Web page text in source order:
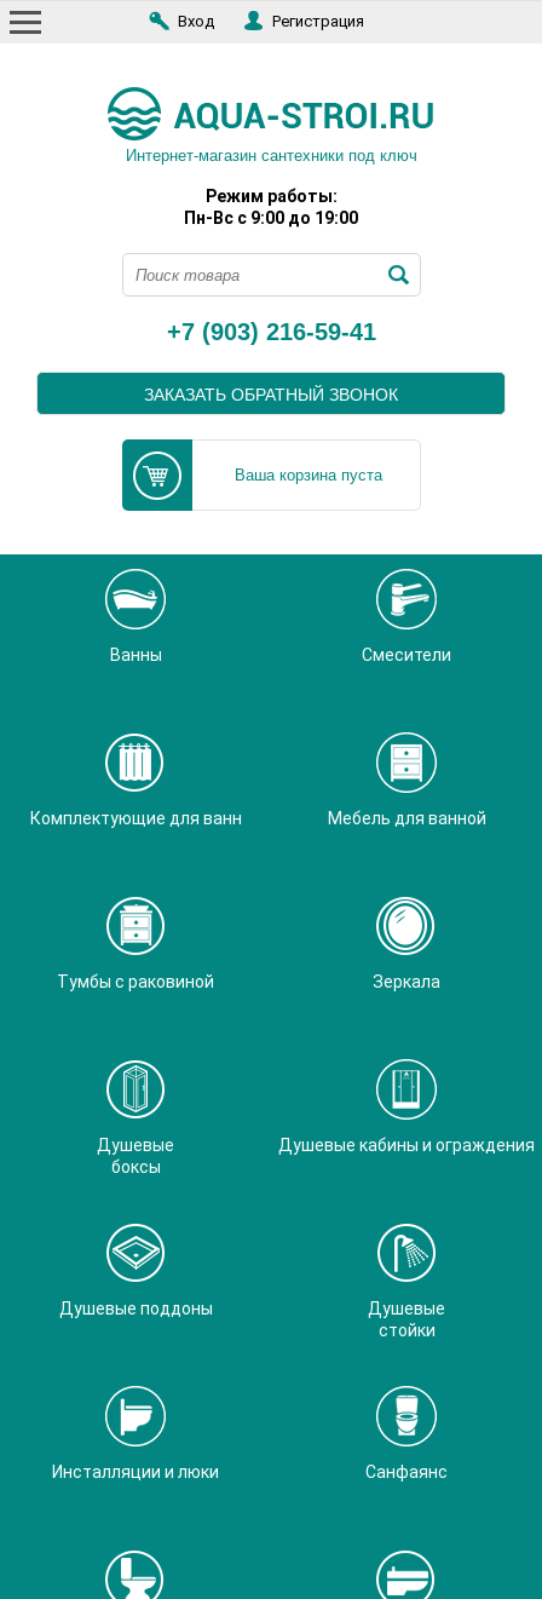
Вход Регистрация
Интернет-магазин сантехники под ключ
Режим работы:
Пн-Вс с 9:00 до 19:00
+7 (903) 216-59-41
ЗАКАЗАТЬ ОБРАТНЫЙ ЗВОНОК
Ваша корзина пуста
Ванны Смесители
Комплектующие для ванн Мебель для ванной
Тумбы с раковиной Зеркала
Душевые
боксы
Душевые кабины и ограждения
Душевые поддоны
Душевые
стойки
Инсталляции и люки Санфаянс